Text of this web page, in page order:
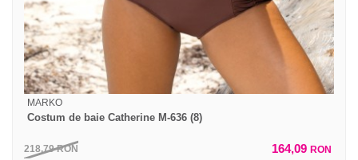
MARKO
Costum de baie Catherine M-636 (8)
218,79RON 164,09 RON